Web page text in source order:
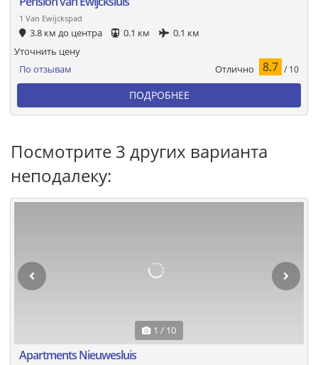
1 Van Ewijckspad
3.8 км до центра 0.1 км 0.1 км
По отзывам Отлично 8.7 / 10
Уточнить цену
ПОДРОБНЕЕ
Посмотрите 3 других варианта
неподалеку:
1 / 10
Apartments Nieuwesluis